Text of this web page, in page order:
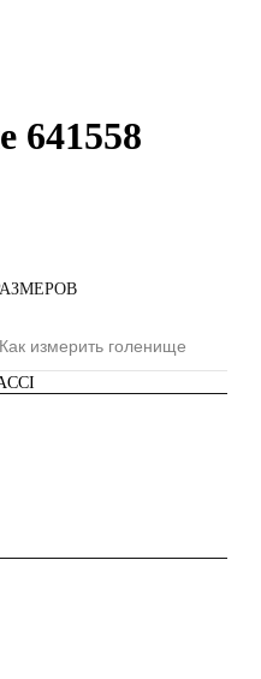
641558
Как измерить голенище